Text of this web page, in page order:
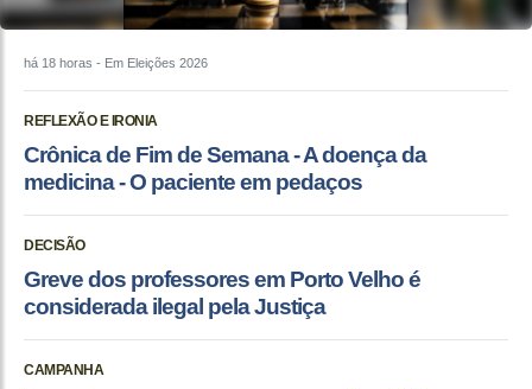
há 18 horas - Em Eleições 2026
REFLEXÃO E IRONIA
Crônica de Fim de Semana - A doença da
medicina - O paciente em pedaços
DECISÃO
Greve dos professores em Porto Velho é
considerada ilegal pela Justiça
CAMPANHA